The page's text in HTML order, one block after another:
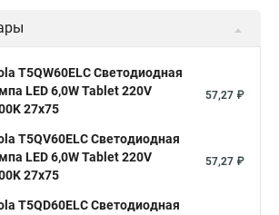
T5QW60ELC Светодиодная
LED 6,0W Tablet 220V
27x75
57,27 ₽
T5QV60ELC Светодиодная
LED 6,0W Tablet 220V
27x75
57,27 ₽
T5QD60ELC Светодиодная